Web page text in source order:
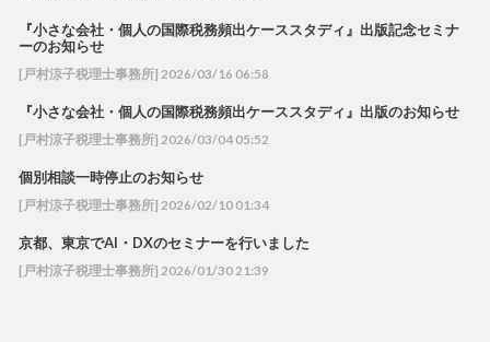
『小さな会社・個人の国際税務頻出ケーススタディ』出版記念セミナ
ーのお知らせ
[戸村涼子税理士事務所] 2026/03/16 06:58
『小さな会社・個人の国際税務頻出ケーススタディ』出版のお知らせ
[戸村涼子税理士事務所] 2026/03/04 05:52
個別相談一時停止のお知らせ
[戸村涼子税理士事務所] 2026/02/10 01:34
京都、東京でAI・DXのセミナーを行いました
[戸村涼子税理士事務所] 2026/01/30 21:39